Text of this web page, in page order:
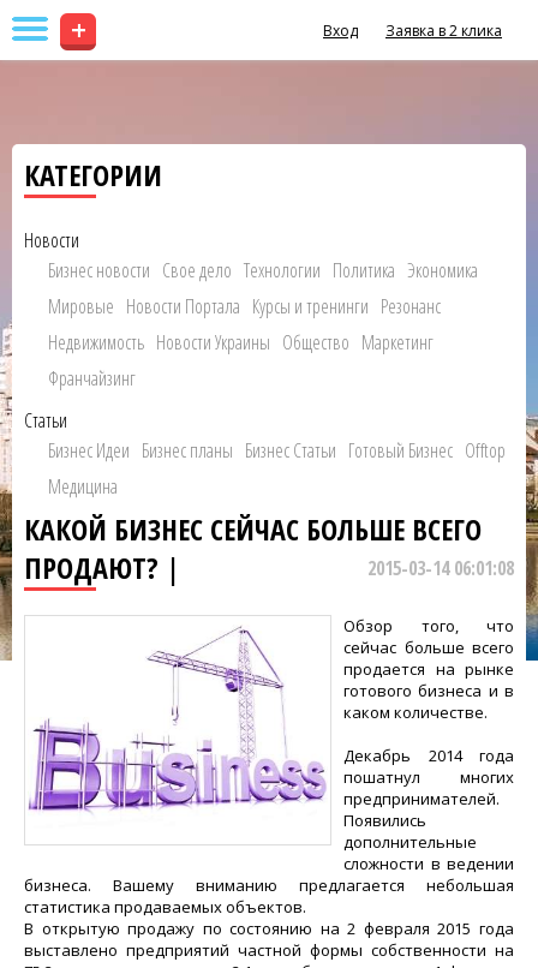
+ Вход Заявка в 2 клика
КАТЕГОРИИ
Новости
Бизнес новости Свое дело Технологии Политика Экономика
Мировые Новости Портала Курсы и тренинги Резонанс
Недвижимость Новости Украины Общество Маркетинг
Франчайзинг
Статьи
Бизнес Идеи Бизнес планы Бизнес Статьи Готовый Бизнес Offtop
Медицина
КАКОЙ БИЗНЕС СЕЙЧАС БОЛЬШЕ ВСЕГО
ПРОДАЮТ? |
2015-03-14 06:01:08
Обзор того, что
сейчас больше всего
продается на рынке
готового бизнеса и в
каком количестве.
Декабрь 2014 года
пошатнул многих
предпринимателей.
Появились
дополнительные
сложности в ведении
бизнеса. Вашему вниманию предлагается небольшая
статистика продаваемых объектов.
В открытую продажу по состоянию на 2 февраля 2015 года
выставлено предприятий частной формы собственности на